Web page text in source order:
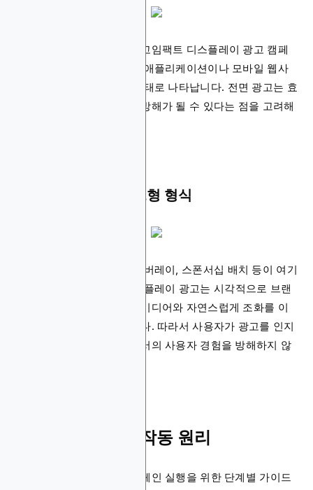
애플리케이션 설치 안내나 고임팩트 디스플레이 광고 캠페
인에 활용됩니다. 스마트폰 애플리케이션이나 모바일 웹사
이트에서 전체 화면 팝업 형태로 나타납니다. 전면 광고는 효
과적이지만 사용자 경험에 방해가 될 수 있다는 점을 고려해
컨텍스트 및 네이티브형 형식
인피드 디스플레이 광고, 오버레이, 스폰서십 배치 등이 여기
에 해당됩니다. 이러한 디스플레이 광고는 시각적으로 브랜
드화되어 있으면서도 주변 미디어와 자연스럽게 조화를 이
루어 높은 가치를 제공합니다. 따라서 사용자가 광고를 인지
할 수 있으면서도 플랫폼에서의 사용자 경험을 방해하지 않
디스플레이 광고 작동 원리
다음은 디스플레이 광고 캠페인 실행을 위한 단계별 가이드